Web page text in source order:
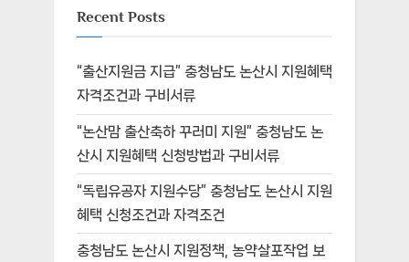
Recent Posts
“출산지원금 지급” 충청남도 논산시 지원혜택
자격조건과 구비서류
“논산맘 출산축하 꾸러미 지원” 충청남도 논
산시 지원혜택 신청방법과 구비서류
“독립유공자 지원수당” 충청남도 논산시 지원
혜택 신청조건과 자격조건
충청남도 논산시 지원정책, 농약살포작업 보